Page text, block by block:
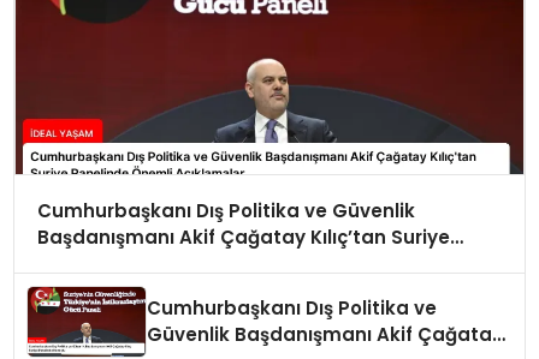
Cumhurbaşkanı Dış Politika ve Güvenlik
Başdanışmanı Akif Çağatay Kılıç’tan Suriye
Cumhurbaşkanı Dış Politika ve
Güvenlik Başdanışmanı Akif Çağatay